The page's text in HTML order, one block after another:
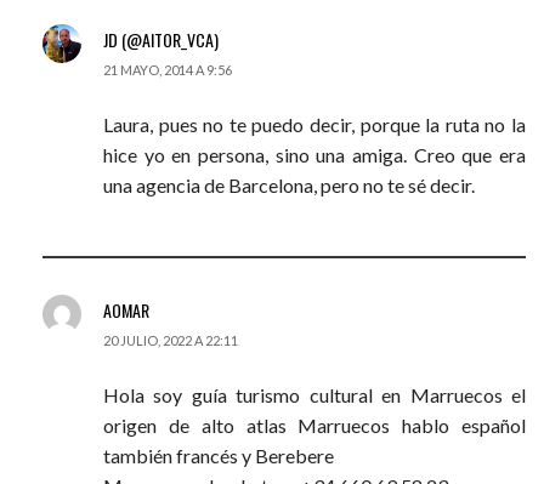
JD (@AITOR_VCA)
21 MAYO, 2014 A 9:56
Laura, pues no te puedo decir, porque la ruta no la
hice yo en persona, sino una amiga. Creo que era
una agencia de Barcelona, pero no te sé decir.
AOMAR
20 JULIO, 2022 A 22:11
Hola soy guía turismo cultural en Marruecos el
origen de alto atlas Marruecos hablo español
también francés y Berebere